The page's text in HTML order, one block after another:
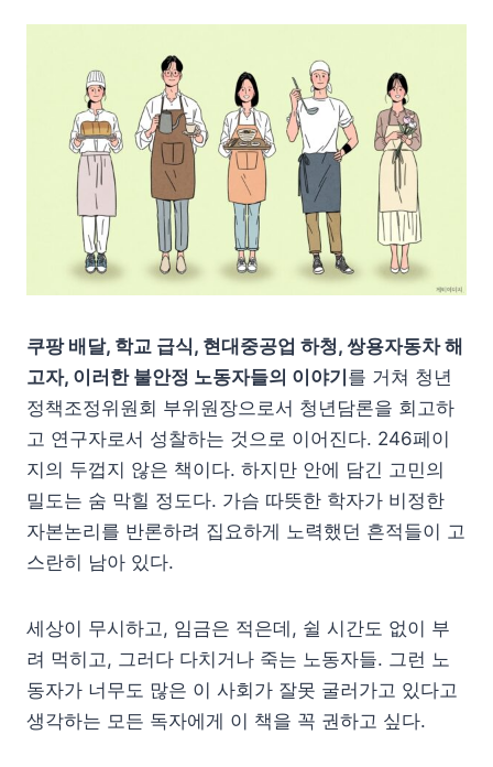
쿠팡 배달, 학교 급식, 현대중공업 하청, 쌍용자동차 해
고자, 이러한 불안정 노동자들의 이야기를 거쳐 청년
정책조정위원회 부위원장으로서 청년담론을 회고하
고 연구자로서 성찰하는 것으로 이어진다. 246페이
지의 두껍지 않은 책이다. 하지만 안에 담긴 고민의
밀도는 숨 막힐 정도다. 가슴 따뜻한 학자가 비정한
자본논리를 반론하려 집요하게 노력했던 흔적들이 고
스란히 남아 있다.
세상이 무시하고, 임금은 적은데, 쉴 시간도 없이 부
려 먹히고, 그러다 다치거나 죽는 노동자들. 그런 노
동자가 너무도 많은 이 사회가 잘못 굴러가고 있다고
생각하는 모든 독자에게 이 책을 꼭 권하고 싶다.